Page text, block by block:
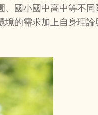
國小國中高中等不
的需求加上自身理